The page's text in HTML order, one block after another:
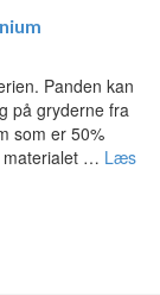
Panden kan
på gryderne fra
som er 50%
materialet … Læs